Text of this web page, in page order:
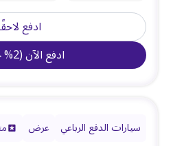
ادفع
ادفع الآن(
2
%
سيارات الدفع الرباعي عرض